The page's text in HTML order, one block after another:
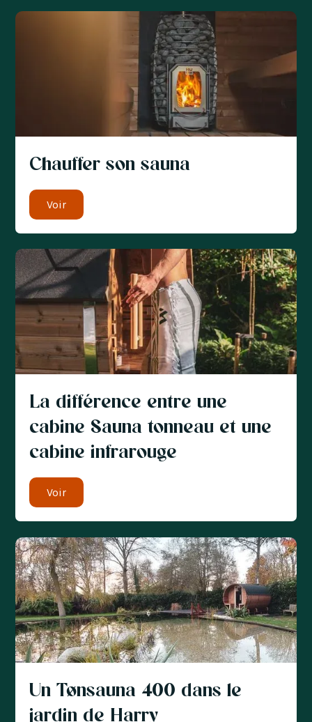
Chauffer son sauna
Voir
La différence entre une
cabine Sauna tonneau et une
cabine infrarouge
Voir
Un Tønsauna 400 dans le
jardin de Harry